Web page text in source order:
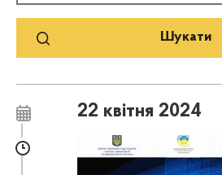
22 квітня 2024